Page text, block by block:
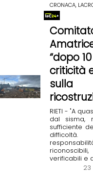
CRONACA,
“dopo
criticità
sulla
RIETI - "A
dal sisma,
sufficiente
difficoltà.
verificabili e
23